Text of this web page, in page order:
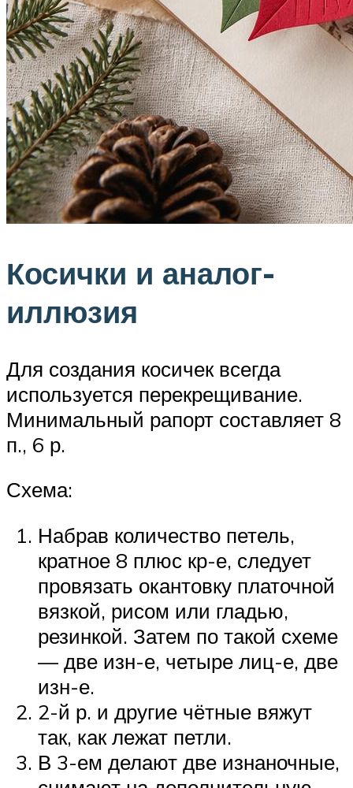
Косички и аналог-
иллюзия
Для создания косичек всегда
используется перекрещивание.
Минимальный рапорт составляет 8
п., 6 р.
Схема:
Набрав количество петель,
кратное 8 плюс кр-е, следует
провязать окантовку платочной
вязкой, рисом или гладью,
резинкой. Затем по такой схеме
— две изн-е, четыре лиц-е, две
изн-е.
2-й р. и другие чётные вяжут
так, как лежат петли.
В 3-ем делают две изнаночные,